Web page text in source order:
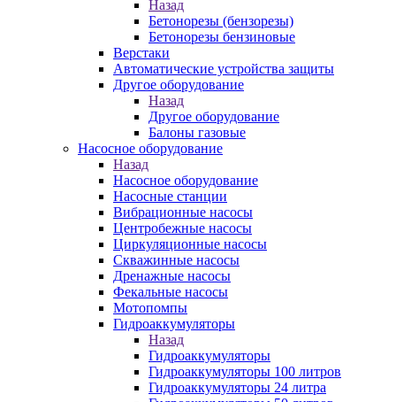
Назад
Бетонорезы (бензорезы)
Бетонорезы бензиновые
Верстаки
Автоматические устройства защиты
Другое оборудование
Назад
Другое оборудование
Балоны газовые
Насосное оборудование
Назад
Насосное оборудование
Насосные станции
Вибрационные насосы
Центробежные насосы
Циркуляционные насосы
Скважинные насосы
Дренажные насосы
Фекальные насосы
Мотопомпы
Гидроаккумуляторы
Назад
Гидроаккумуляторы
Гидроаккумуляторы 100 литров
Гидроаккумуляторы 24 литра